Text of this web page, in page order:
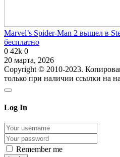
Marvel’s Spider-Man 2 вышел в
бесплатно
0 42k 0
20 марта, 2026
Copyright © 2010-2023.
только при наличии ссылки на
Log In
Remember me